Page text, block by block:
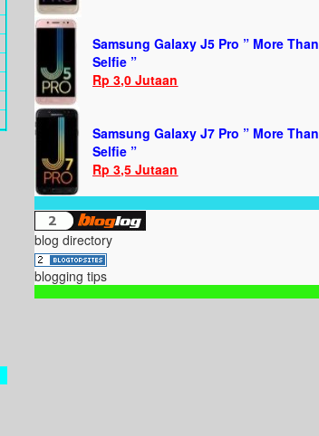
Samsung Galaxy J5 Pro ” More Than
Selfie ”
Rp 3,0 Jutaan
Samsung Galaxy J7 Pro ” More Than
Selfie ”
Rp 3,5 Jutaan
blog directory
blogging tips